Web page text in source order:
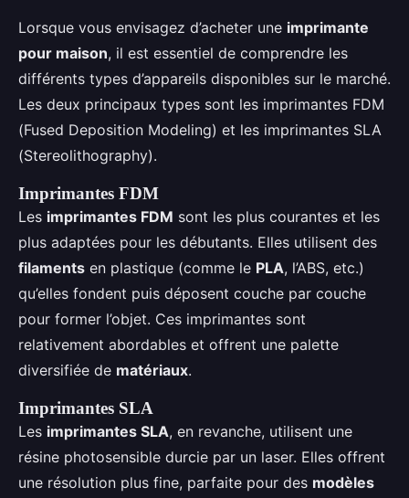
Lorsque vous envisagez d’acheter une imprimante
pour maison, il est essentiel de comprendre les
différents types d’appareils disponibles sur le marché.
Les deux principaux types sont les imprimantes FDM
(Fused Deposition Modeling) et les imprimantes SLA
(Stereolithography).
Imprimantes FDM
Les imprimantes FDM sont les plus courantes et les
plus adaptées pour les débutants. Elles utilisent des
filaments en plastique (comme le PLA, l’ABS, etc.)
qu’elles fondent puis déposent couche par couche
pour former l’objet. Ces imprimantes sont
relativement abordables et offrent une palette
diversifiée de matériaux.
Imprimantes SLA
Les imprimantes SLA, en revanche, utilisent une
résine photosensible durcie par un laser. Elles offrent
une résolution plus fine, parfaite pour des modèles